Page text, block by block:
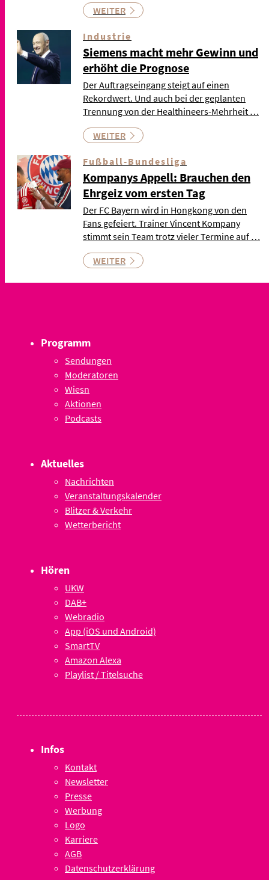
WEITER
Industrie
Siemens macht mehr Gewinn und
erhöht die Prognose
Der Auftragseingang steigt auf einen
Rekordwert. Und auch bei der geplanten
Trennung von der Healthineers-Mehrheit …
WEITER
Fußball-Bundesliga
Kompanys Appell: Brauchen den
Ehrgeiz vom ersten Tag
Der FC Bayern wird in Hongkong von den
Fans gefeiert. Trainer Vincent Kompany
stimmt sein Team trotz vieler Termine auf …
WEITER
Programm
Sendungen
Moderatoren
Wiesn
Aktionen
Podcasts
Aktuelles
Nachrichten
Veranstaltungskalender
Blitzer & Verkehr
Wetterbericht
Hören
UKW
DAB+
Webradio
App (iOS und Android)
SmartTV
Amazon Alexa
Playlist / Titelsuche
Infos
Kontakt
Newsletter
Presse
Werbung
Logo
Karriere
AGB
Datenschutzerklärung